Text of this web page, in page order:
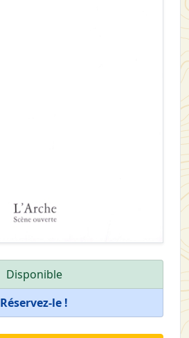
Disponible
Réservez-le !